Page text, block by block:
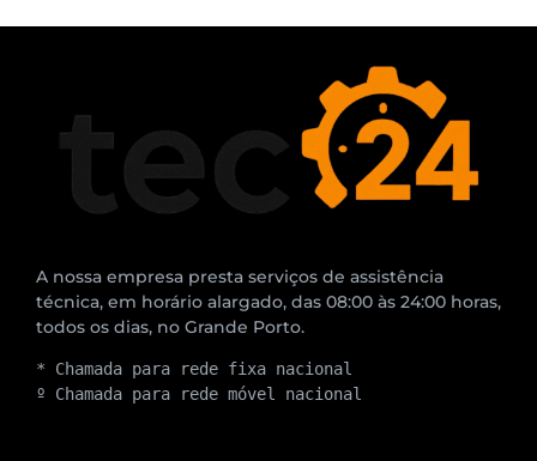
A nossa empresa presta serviços de assistência
técnica, em horário alargado, das 08:00 às 24:00 horas,
todos os dias, no Grande Porto.
* Chamada para rede fixa nacional
º Chamada para rede móvel nacional